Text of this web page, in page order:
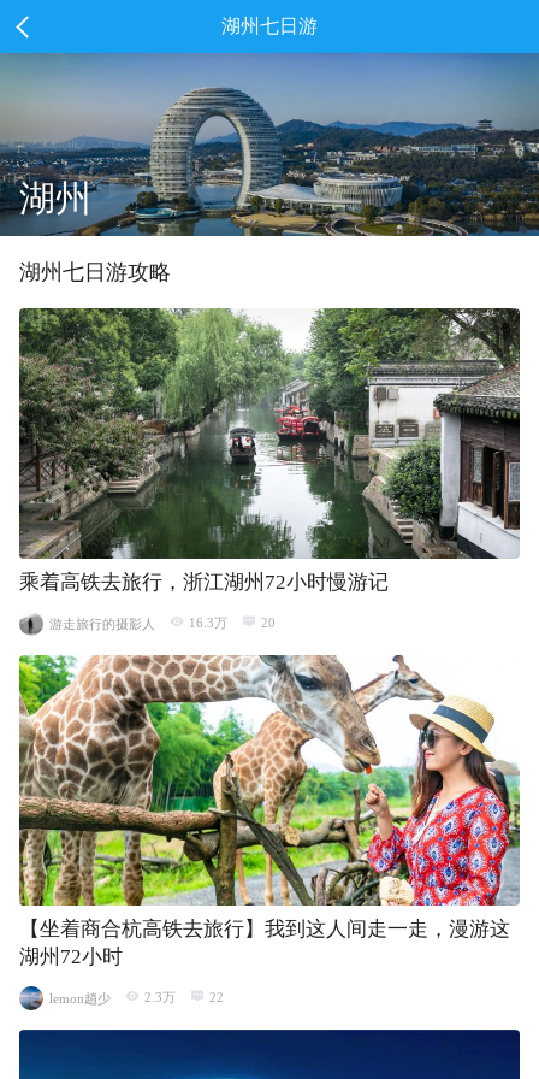
湖州七日游
湖州
湖州 七 日游攻略
乘着高铁去旅行，浙江湖州72小时慢游记
游走旅行的摄影人 16.3万 20
【坐着商合杭高铁去旅行】我到这人间走一走，漫游这
湖州72小时
lemon趙少 2.3万 22